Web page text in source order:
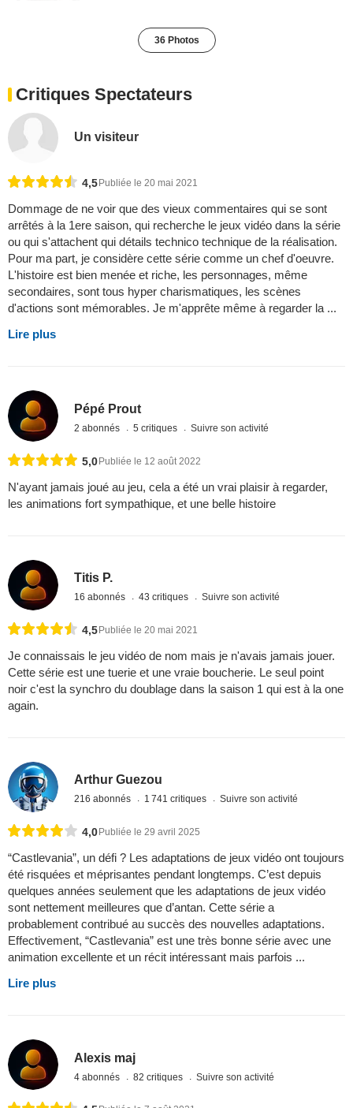
36 Photos
Critiques Spectateurs
Un visiteur
4,5 Publiée le 20 mai 2021
Dommage de ne voir que des vieux commentaires qui se sont
arrêtés à la 1ere saison, qui recherche le jeux vidéo dans la série
ou qui s'attachent qui détails technico technique de la réalisation.
Pour ma part, je considère cette série comme un chef d'oeuvre.
L'histoire est bien menée et riche, les personnages, même
secondaires, sont tous hyper charismatiques, les scènes
d'actions sont mémorables. Je m'apprête même à regarder la ...
Lire plus
Pépé Prout
2 abonnés 5 critiques Suivre son activité
5,0Publiée le 12 août 2022
N'ayant jamais joué au jeu, cela a été un vrai plaisir à regarder,
les animations fort sympathique, et une belle histoire
Titis P.
16 abonnés 43 critiques Suivre son activité
4,5Publiée le 20 mai 2021
Je connaissais le jeu vidéo de nom mais je n'avais jamais jouer.
Cette série est une tuerie et une vraie boucherie. Le seul point
noir c'est la synchro du doublage dans la saison 1 qui est à la one
again.
Arthur Guezou
216 abonnés 1 741 critiques Suivre son activité
4,0 Publiée le 29 avril 2025
“Castlevania”, un défi ? Les adaptations de jeux vidéo ont toujours
été risquées et méprisantes pendant longtemps. C’est depuis
quelques années seulement que les adaptations de jeux vidéo
sont nettement meilleures que d’antan. Cette série a
probablement contribué au succès des nouvelles adaptations.
Effectivement, “Castlevania” est une très bonne série avec une
animation excellente et un récit intéressant mais parfois ...
Lire plus
Alexis maj
4 abonnés 82 critiques Suivre son activité